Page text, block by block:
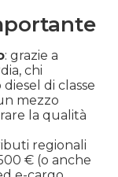
: grazie a
chi
di classe
mezzo
la qualità
regionali
€ (o anche